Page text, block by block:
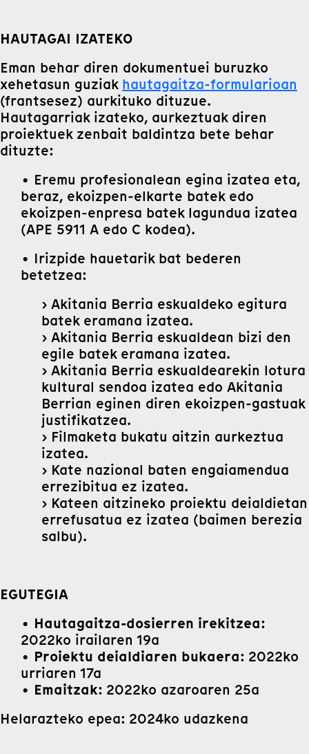
HAUTAGAI IZATEKO
Eman behar diren dokumentuei buruzko
xehetasun guziak hautagaitza-formularioan
(frantsesez) aurkituko dituzue.
Hautagarriak izateko, aurkeztuak diren
proiektuek zenbait baldintza bete behar
dituzte:
• Eremu profesionalean egina izatea eta,
beraz, ekoizpen-elkarte batek edo
ekoizpen-enpresa batek lagundua izatea
(APE 5911 A edo C kodea).
• Irizpide hauetarik bat bederen
betetzea:
› Akitania Berria eskualdeko egitura
batek eramana izatea.
› Akitania Berria eskualdean bizi den
egile batek eramana izatea.
› Akitania Berria eskualdearekin lotura
kultural sendoa izatea edo Akitania
Berrian eginen diren ekoizpen-gastuak
justifikatzea.
› Filmaketa bukatu aitzin aurkeztua
izatea.
› Kate nazional baten engaiamendua
errezibitua ez izatea.
› Kateen aitzineko proiektu deialdietan
errefusatua ez izatea (baimen berezia
salbu).
EGUTEGIA
• Hautagaitza-dosierren irekitzea:
2022ko irailaren 19a
• Proiektu deialdiaren bukaera: 2022ko
urriaren 17a
• Emaitzak: 2022ko azaroaren 25a
Helarazteko epea: 2024ko udazkena